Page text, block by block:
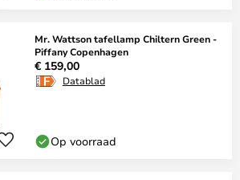
Mr. Wattson tafellamp Chiltern Green -
Piffany Copenhagen
€ 159,00
Datablad
Op voorraad